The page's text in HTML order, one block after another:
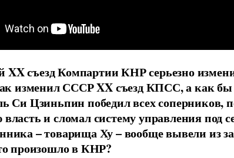
съезд Компартии КНР серьезно
изменил СССР XX съезд КПСС, а как бы
Си Цзиньпин победил всех соперников,
и сломал систему управления под
– товарища Ху – вообще вывели из
произошло в КНР?